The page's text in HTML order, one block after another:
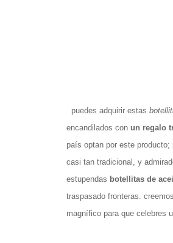
puedes adquirir estas
encandilados con un regalo
país optan por este producto;
casi tan tradicional, y
estupendas botellitas de
traspasado fronteras.
magnífico para que celebres